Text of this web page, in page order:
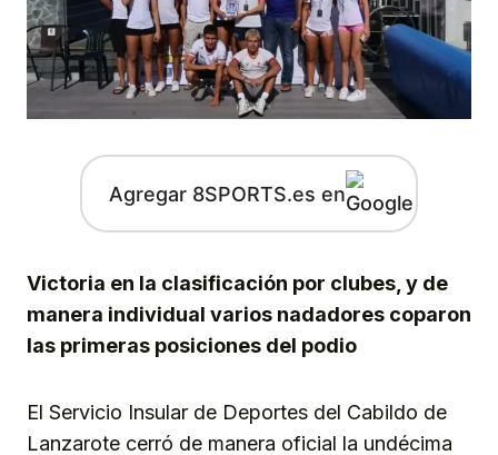
Agregar 8SPORTS.es en
Victoria en la clasificación por clubes, y de
manera individual varios nadadores coparon
las primeras posiciones del podio
El Servicio Insular de Deportes del Cabildo de
Lanzarote cerró de manera oficial la undécima